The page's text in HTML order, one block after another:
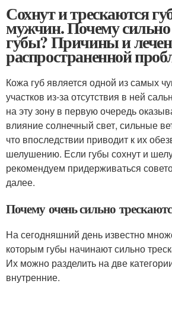
Сохнут и трескаются
мужчин. Почему
губы? Причины и
распространенной
Кожа губ является одной из самых
участков из-за отсутствия в ней
на эту зону в первую очередь
влияние солнечный свет, сильные
что впоследствии приводит к их
шелушению. Если губы сохнут и
рекомендуем придерживаться
далее.
Почему очень сильно
На сегодняшний день известно
которым губы начинают сильно
Их можно разделить на две
внутренние.